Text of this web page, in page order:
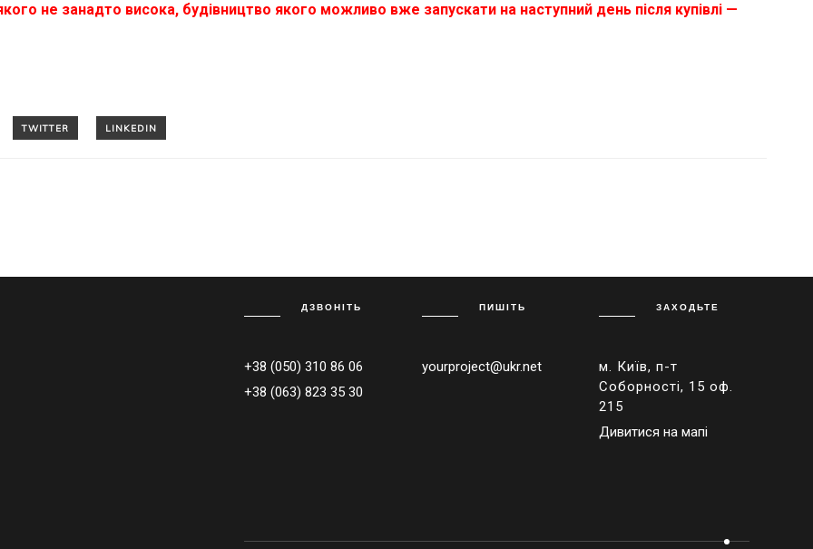
не занадто висока, будівництво якого можливо вже запускати на наступний день після купівлі —
ДЗВОНІТЬ
+38 (050) 310 86 06
+38 (063) 823 35 30
ПИШІТЬ
yourproject@ukr.net
ЗАХОДЬТЕ
м. Київ, п-т
Соборності, 15 оф.
215
Дивитися на мапі